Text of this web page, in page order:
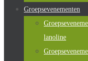
Groepsevenementen
lanoline